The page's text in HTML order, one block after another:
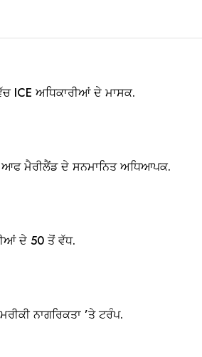
ICE ਅਧਿਕਾਰੀਆਂ ਦੇ ਮਾਸਕ.
ਆਫ ਮੈਰੀਲੈਂਡ ਦੇ ਸਨਮਾਨਿਤ ਅਧਿਆਪਕ.
ਦੇ 50 ਤੋਂ ਵੱਧ.
ਨਾਗਰਿਕਤਾ ’ਤੇ ਟਰੰਪ.